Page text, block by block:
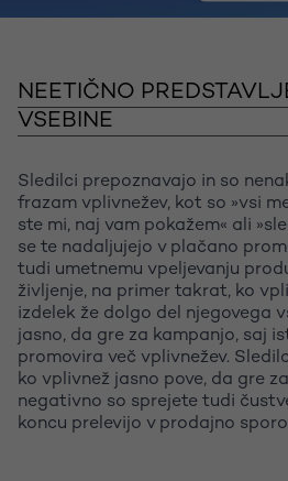
NEETIČNO
VSEBINE
Sledilci prepoznavajo in so
frazam vplivnežev, kot so »vsi
ste mi, naj vam pokažem« ali
se te nadaljujejo v plačano
tudi umetnemu vpeljevanju
življenje, na primer takrat, ko
izdelek že dolgo del njegovega
jasno, da gre za kampanjo, saj
promovira več vplivnežev.
ko vplivnež jasno pove, da gre
negativno so sprejete tudi
koncu prelevijo v prodajno